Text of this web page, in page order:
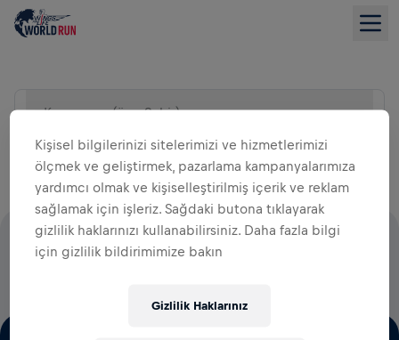
Konum ara (örn. Şehir)
LISTE GÖRÜNÜMÜ
KAYIT ÜCRETLERİNİN TAMAMI OMURİLİK FELCİ
Kişisel bilgilerinizi sitelerimizi ve hizmetlerimizi
ölçmek ve geliştirmek, pazarlama kampanyalarımıza
yardımcı olmak ve kişiselleştirilmiş içerik ve reklam
sağlamak için işleriz. Sağdaki butona tıklayarak
gizlilik haklarınızı kullanabilirsiniz. Daha fazla bilgi
için gizlilik bildirimimize bakın
Gizlilik Haklarınız